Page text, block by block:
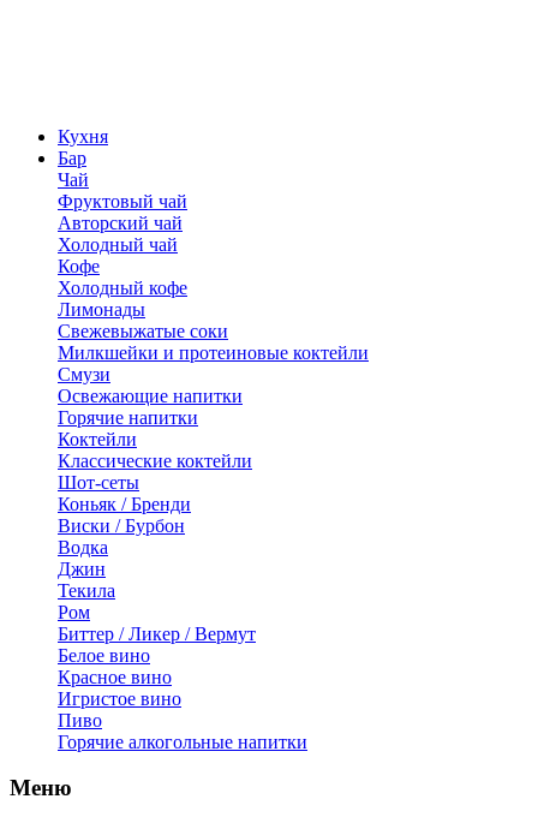
Кухня
Бар
Чай
Фруктовый чай
Авторский чай
Холодный чай
Кофе
Холодный кофе
Лимонады
Свежевыжатые соки
Милкшейки и протеиновые коктейли
Смузи
Освежающие напитки
Горячие напитки
Коктейли
Классические коктейли
Шот-сеты
Коньяк / Бренди
Виски / Бурбон
Водка
Джин
Текила
Ром
Биттер / Ликер / Вермут
Белое вино
Красное вино
Игристое вино
Пиво
Горячие алкогольные напитки
Меню